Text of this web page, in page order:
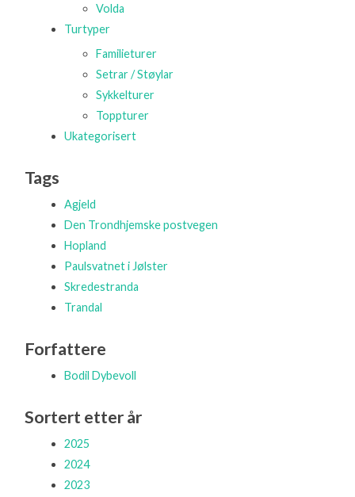
Volda
Turtyper
Familieturer
Setrar / Støylar
Sykkelturer
Toppturer
Ukategorisert
Tags
Agjeld
Den Trondhjemske postvegen
Hopland
Paulsvatnet i Jølster
Skredestranda
Trandal
Forfattere
Bodil Dybevoll
Sortert etter år
2025
2024
2023